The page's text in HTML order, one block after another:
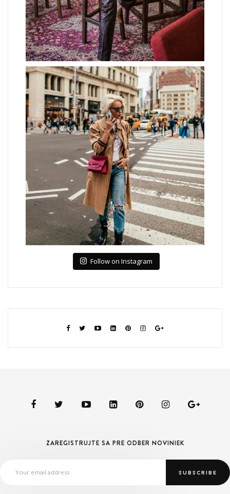
Follow on Instagram
ZAREGISTRUJTE SA PRE ODBER NOVINIEK